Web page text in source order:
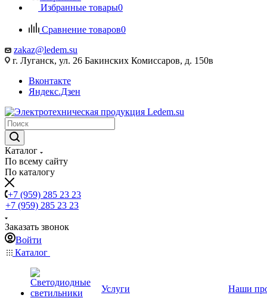
Избранные товары0
Сравнение товаров0
zakaz@ledem.su
г. Луганск, ул. 26 Бакинских Комиссаров, д. 150в
Вконтакте
Яндекс.Дзен
Каталог
По всему сайту
По каталогу
+7 (959) 285 23 23
+7 (959) 285 23 23
Заказать звонок
Войти
Каталог
Услуги
Наши